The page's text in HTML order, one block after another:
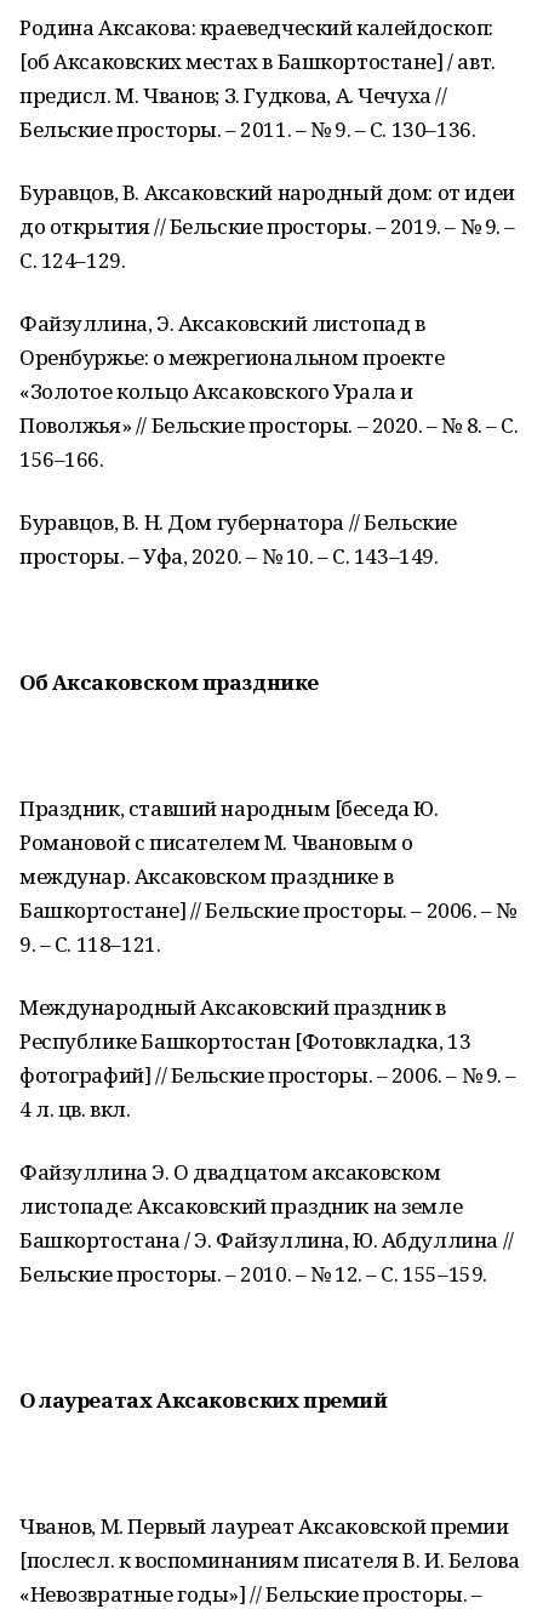
Родина Аксакова: краеведческий калейдоскоп:
[об Аксаковских местах в Башкортостане] / авт.
предисл. М. Чванов; З. Гудкова, А. Чечуха //
Бельские просторы. – 2011. – № 9. – С. 130–136.
Буравцов, В. Аксаковский народный дом: от идеи
до открытия // Бельские просторы. – 2019. – № 9. –
С. 124–129.
Файзуллина, Э. Аксаковский листопад в
Оренбуржье: о межрегиональном проекте
«Золотое кольцо Аксаковского Урала и
Поволжья» // Бельские просторы. – 2020. – № 8. – С.
156–166.
Буравцов, В. Н. Дом губернатора // Бельские
просторы. – Уфа, 2020. – № 10. – С. 143–149.
Об Аксаковском празднике
Праздник, ставший народным [беседа Ю.
Романовой с писателем М. Чвановым о
междунар. Аксаковском празднике в
Башкортостане] // Бельские просторы. – 2006. – №
9. – С. 118–121.
Международный Аксаковский праздник в
Республике Башкортостан [Фотовкладка, 13
фотографий] // Бельские просторы. – 2006. – № 9. –
4 л. цв. вкл.
Файзуллина Э. О двадцатом аксаковском
листопаде: Аксаковский праздник на земле
Башкортостана / Э. Файзуллина, Ю. Абдуллина //
Бельские просторы. – 2010. – № 12. – С. 155–159.
О лауреатах Аксаковских премий
Чванов, М. Первый лауреат Аксаковской премии
[послесл. к воспоминаниям писателя В. И. Белова
«Невозвратные годы»] // Бельские просторы. –